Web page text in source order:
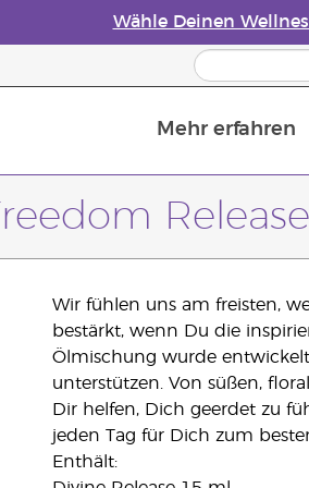
Wähle Deinen
Mehr erfahren
Wir fühlen uns am freisten,
bestärkt, wenn Du die
Ölmischung wurde
unterstützen. Von süßen,
Dir helfen, Dich geerdet zu
jeden Tag für Dich zum
Enthält: